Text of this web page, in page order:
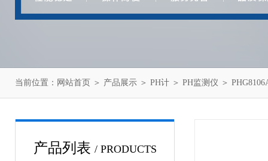
当前位置： 网站首页 ＞ 产品展示 ＞ PH计 ＞ PH监测仪 ＞
产品列表 / PRODUCTS